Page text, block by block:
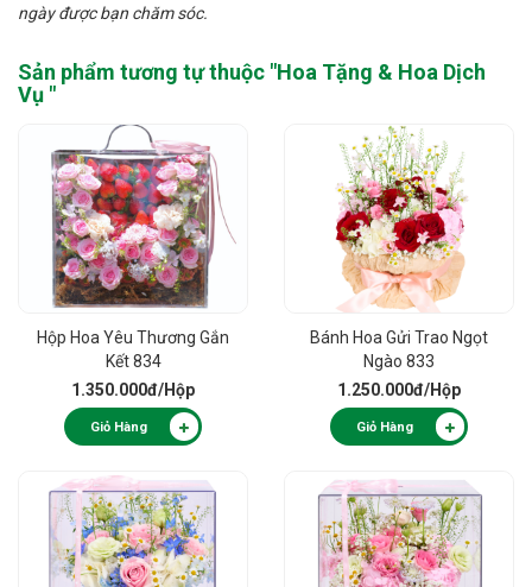
ngày được bạn chăm sóc.
Sản phẩm tương tự thuộc "Hoa Tặng & Hoa Dịch
Vụ "
Hộp Hoa Yêu Thương Gắn
Kết 834
1.350.000đ/Hộp
Giỏ Hàng
Bánh Hoa Gửi Trao Ngọt
Ngào 833
1.250.000đ/Hộp
Giỏ Hàng